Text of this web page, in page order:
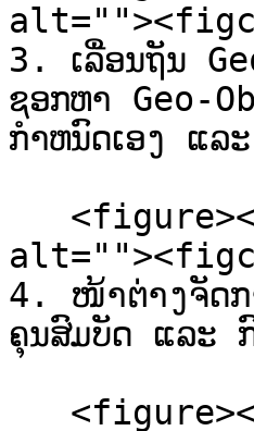
3. ເລື່ອນຖັນ
ຊອກຫາ Geo-
ກໍາຫນົດເອງ ແລ
4. ໜ້າຕ່າງຈັດກ
ຄຸນສົມບັດ ແລະ